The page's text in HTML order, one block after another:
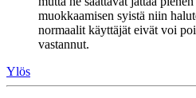
muokkaamisen syistä niin
normaalit käyttäjät eivät voi
vastannut.
Ylös